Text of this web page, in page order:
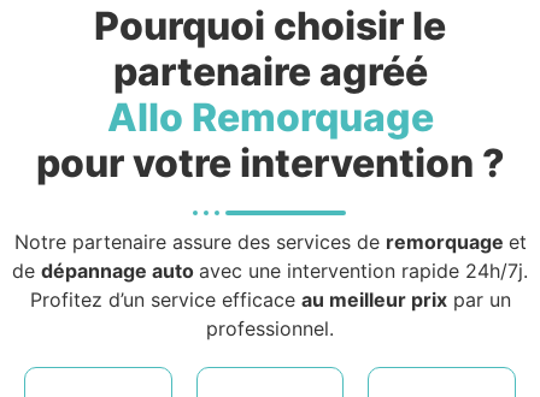
Pourquoi choisir le
partenaire agréé
Allo Remorquage
pour votre intervention ?
Notre partenaire assure des services de remorquage et
de dépannage auto avec une intervention rapide 24h/7j.
Profitez d’un service efficace au meilleur prixpar un
professionnel.